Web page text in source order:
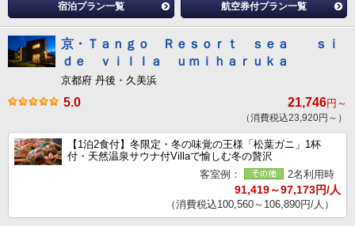
宿泊プラン一覧 航空券付プラン一覧
京・Ｔａｎｇｏ Ｒｅｓｏｒｔ ｓｅａ ｓｉ
ｄｅ ｖｉｌｌａ ｕｍｉｈａｒｕｋａ
京都府 丹後・久美浜
5.0 21,746円～
（消費税込23,920円～）
【1泊2食付】冬限定・冬の味覚の王様「松葉ガニ」1杯
付・天然温泉サウナ付Villaで愉しむ冬の贅沢
客室例：
2名利用時
91,419～97,173円/人
（消費税込100,560～106,890円/人）